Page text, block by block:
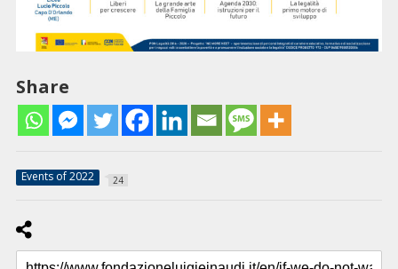
Share
Events of 2022 24